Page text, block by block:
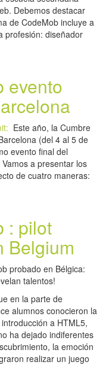
Debemos destacar
de CodeMob incluye a
profesión: diseñador
evento
Este año, la Cumbre
(del 4 al 5 de
evento final del
a presentar los
de cuatro maneras:
: pilot
Belgium
probado en Bélgica:
talentos!
en la parte de
alumnos conocieron la
a HTML5,
ha dejado indiferentes
la emoción
realizar un juego